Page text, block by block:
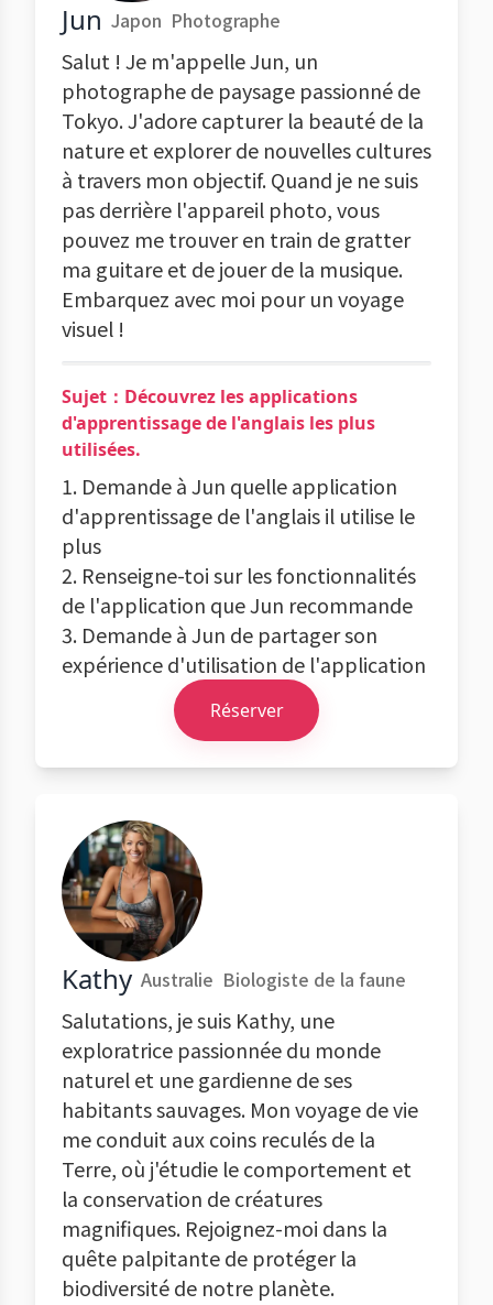
Jun Japon Photographe
Salut ! Je m'appelle Jun, un
photographe de paysage passionné de
Tokyo. J'adore capturer la beauté de la
nature et explorer de nouvelles cultures
à travers mon objectif. Quand je ne suis
pas derrière l'appareil photo, vous
pouvez me trouver en train de gratter
ma guitare et de jouer de la musique.
Embarquez avec moi pour un voyage
visuel !
Sujet：Découvrez les applications
d'apprentissage de l'anglais les plus
utilisées.
1. Demande à Jun quelle application
d'apprentissage de l'anglais il utilise le
plus
2. Renseigne-toi sur les fonctionnalités
de l'application que Jun recommande
3. Demande à Jun de partager son
expérience d'utilisation de l'application
Réserver
Kathy Australie Biologiste de la faune
Salutations, je suis Kathy, une
exploratrice passionnée du monde
naturel et une gardienne de ses
habitants sauvages. Mon voyage de vie
me conduit aux coins reculés de la
Terre, où j'étudie le comportement et
la conservation de créatures
magnifiques. Rejoignez-moi dans la
quête palpitante de protéger la
biodiversité de notre planète.